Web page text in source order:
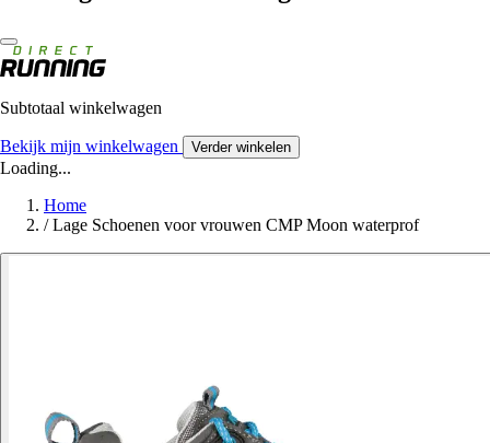
Subtotaal winkelwagen
Bekijk mijn winkelwagen Verder winkelen
Loading...
Home
/ Lage Schoenen voor vrouwen CMP Moon waterprof